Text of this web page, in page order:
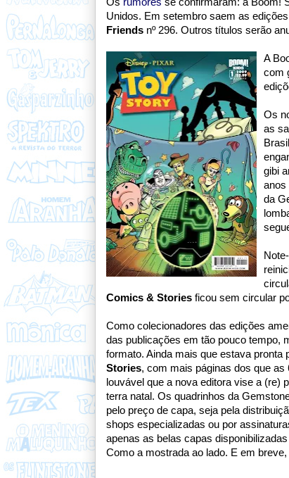
Unidos. Em setembro saem as
Friendsnº 296. Outros títulos serão
A
com
Os
as
gibi
anos
da
Comics & Storiesficou sem circular
Como colecionadores das edições
das publicações em tão pouco tempo,
formato. Ainda mais que estava pronta
Stories, com mais páginas dos que as
louvável que a nova editora vise a (re)
terra natal. Os quadrinhos da
pelo preço de capa, seja pela
shops especializadas ou por
apenas as belas capas
Como a mostrada ao lado. E em